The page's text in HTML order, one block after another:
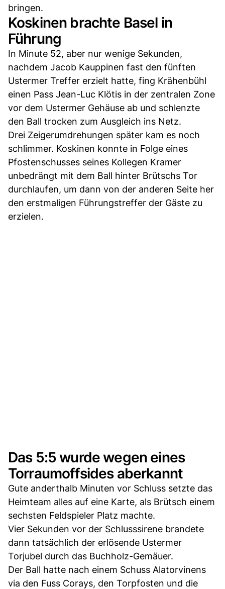
bringen.
Koskinen brachte Basel in
Führung
In Minute 52, aber nur wenige Sekunden,
nachdem Jacob Kauppinen fast den fünften
Ustermer Treffer erzielt hatte, fing Krähenbühl
einen Pass Jean-Luc Klötis in der zentralen Zone
vor dem Ustermer Gehäuse ab und schlenzte
den Ball trocken zum Ausgleich ins Netz.
Drei Zeigerumdrehungen später kam es noch
schlimmer. Koskinen konnte in Folge eines
Pfostenschusses seines Kollegen Kramer
unbedrängt mit dem Ball hinter Brütschs Tor
durchlaufen, um dann von der anderen Seite her
den erstmaligen Führungstreffer der Gäste zu
erzielen.
Das 5:5 wurde wegen eines
Torraumoffsides aberkannt
Gute anderthalb Minuten vor Schluss setzte das
Heimteam alles auf eine Karte, als Brütsch einem
sechsten Feldspieler Platz machte.
Vier Sekunden vor der Schlusssirene brandete
dann tatsächlich der erlösende Ustermer
Torjubel durch das Buchholz-Gemäuer.
Der Ball hatte nach einem Schuss Alatorvinens
via den Fuss Corays, den Torpfosten und die